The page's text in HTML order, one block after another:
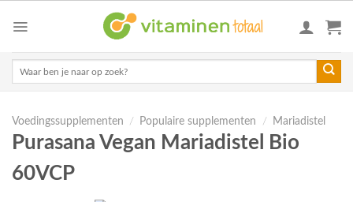
Voedingssupplementen / Populaire supplementen / Mariadistel
Purasana Vegan Mariadistel Bio
60VCP